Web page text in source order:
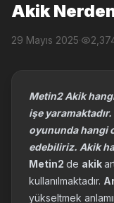
Akik
29 Mayıs 2025·
Metin2 Akik
işe
oyununda hangi
edebiliriz. Akik
Metin2 de akik
kullanılmaktadır.
yükseltmek